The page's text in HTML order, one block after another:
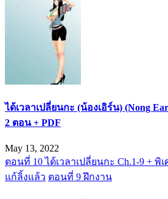
ได้เวลาเปลี่ยนกะ (น้องเอิร์น) (Nong
2 ตอน + PDF
May 13, 2022
ตอนที่ 10 ได้เวลาเปลี่ยนกะ Ch.1-9 + พิ
แก้ลิ้งแล้ว ตอนที่ 9 ฝึกงาน